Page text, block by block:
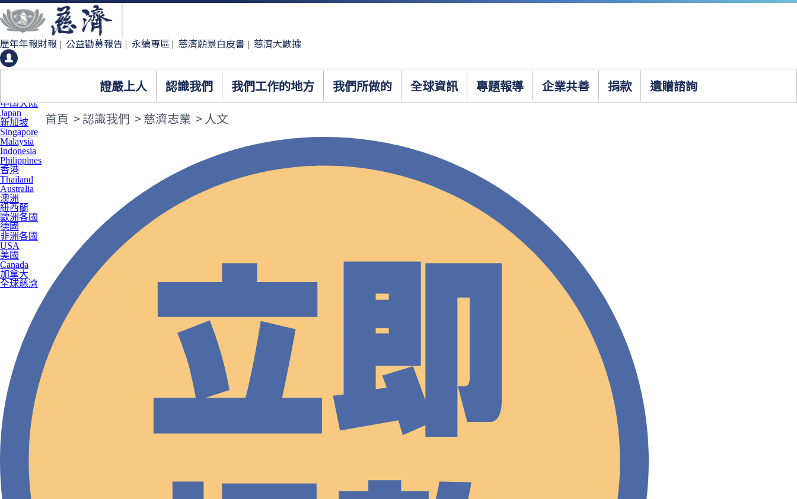
歷年年報財報 | 公益勸募報告 | 永續專區 | 慈濟願景白皮書 | 慈濟大數據
中国大陆
Japan
新加坡
Singapore
Malaysia
Indonesia
Philippines
香港
Thailand
Australia
澳洲
紐西蘭
歐洲各國
德國
非洲各國
USA
美國
Canada
加拿大
全球慈濟
證嚴上人 認識我們 我們工作的地方 我們所做的 全球資訊 專題報導 企業共善 捐款
遺贈諮詢
首頁 >認識我們 >慈濟志業 > 人文